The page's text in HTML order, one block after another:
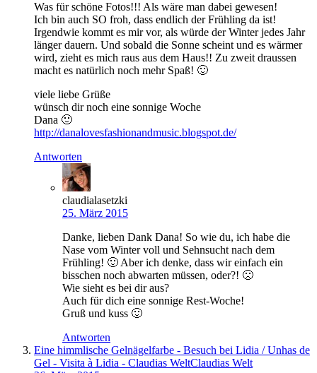
Was für schöne Fotos!!! Als wäre man dabei gewesen!
Ich bin auch SO froh, dass endlich der Frühling da ist!
Irgendwie kommt es mir vor, als würde der Winter jedes Jahr
länger dauern. Und sobald die Sonne scheint und es wärmer
wird, zieht es mich raus aus dem Haus!! Zu zweit draussen
macht es natürlich noch mehr Spaß! 🙂
viele liebe Grüße
wünsch dir noch eine sonnige Woche
Dana 🙂
http://danalovesfashionandmusic.blogspot.de/
Antworten
claudialasetzki
25. März 2015
Danke, lieben Dank Dana! So wie du, ich habe die
Nase vom Winter voll und Sehnsucht nach dem
Frühling! 🙂 Aber ich denke, dass wir einfach ein
bisschen noch abwarten müssen, oder?! 🙁
Wie sieht es bei dir aus?
Auch für dich eine sonnige Rest-Woche!
Gruß und kuss 🙂
Antworten
Eine himmlische Gelnägelfarbe - Besuch bei Lidia / Unhas de
Gel - Visita à Lidia - Claudias WeltClaudias Welt